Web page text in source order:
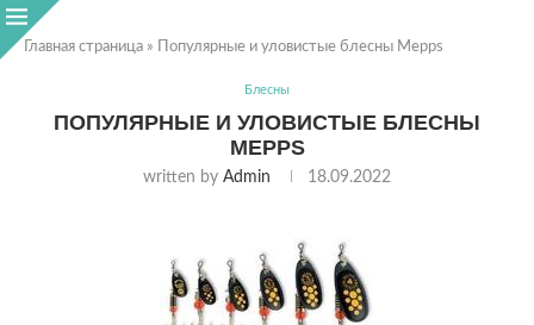
Главная страница » Популярные и уловистые блесны Mepps
Блесны
ПОПУЛЯРНЫЕ И УЛОВИСТЫЕ БЛЕСНЫ
MEPPS
written by Admin 18.09.2022